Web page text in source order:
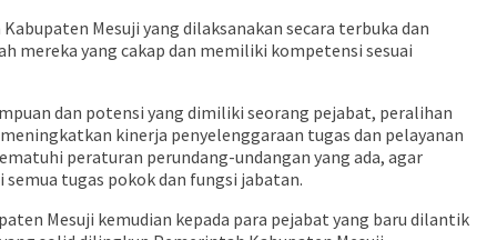
Mesuji yang dilaksanakan secara terbuka dan
mereka yang cakap dan memiliki kompetensi sesuai
dan potensi yang dimiliki seorang pejabat, peralihan
kinerja penyelenggaraan tugas dan pelayanan
peraturan perundang-undangan yang ada, agar
tugas pokok dan fungsi jabatan.
Mesuji kemudian kepada para pejabat yang baru dilantik